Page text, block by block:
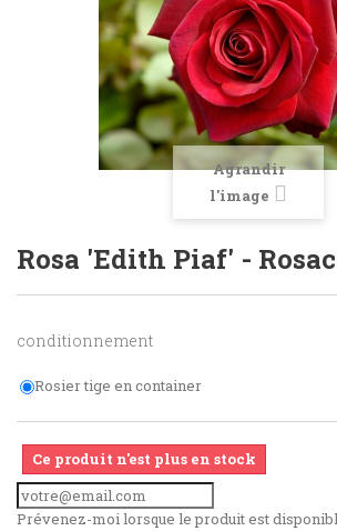
Agrandir
l'image
Rosa 'Edith Piaf' -
conditionnement
Rosier tige en container
Ce produit n'est plus en stock
Prévenez-moi lorsque le produit est